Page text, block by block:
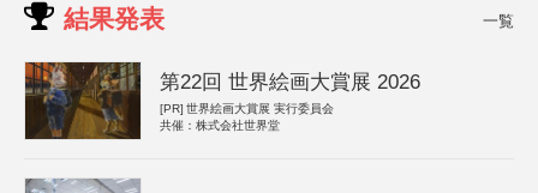
結果発表 一覧
第22回 世界絵画大賞展 2026
[PR] 世界絵画大賞展 実行委員会
共催：株式会社世界堂